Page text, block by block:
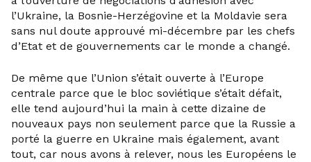
l’Ukraine, la Bosnie-Herzégovine et la Moldavie sera
sans nul doute approuvé mi-décembre par les chefs
d’Etat et de gouvernements car le monde a changé.
De même que l’Union s’était ouverte à l’Europe
centrale parce que le bloc soviétique s’était défait,
elle tend aujourd’hui la main à cette dizaine de
nouveaux pays non seulement parce que la Russie a
porté la guerre en Ukraine mais également, avant
tout, car nous avons à relever, nous les Européens le